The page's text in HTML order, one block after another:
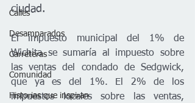
Calles
Desamparados
Carreteras
Comunidad
Historias que inspiran
ciudad.
El impuesto municipal del 1% de
Wichita se sumaría al impuesto sobre
las ventas del condado de Sedgwick,
que ya es del 1%. El 2% de los
impuestos locales sobre las ventas,